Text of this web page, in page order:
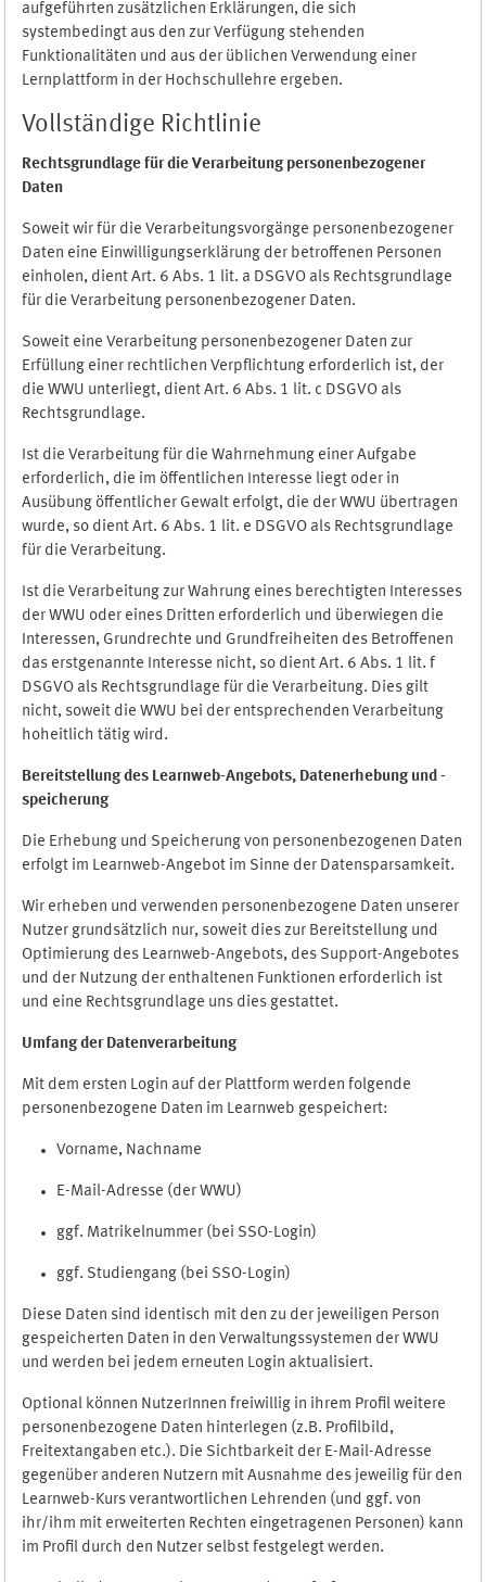
aufgeführten zusätzlichen Erklärungen, die sich
systembedingt aus den zur Verfügung stehenden
Funktionalitäten und aus der üblichen Verwendung einer
Lernplattform in der Hochschullehre ergeben.
Vollständige Richtlinie
Rechtsgrundlage für die Verarbeitung personenbezogener
Daten
Soweit wir für die Verarbeitungsvorgänge personenbezogener
Daten eine Einwilligungserklärung der betroffenen Personen
einholen, dient Art. 6 Abs. 1 lit. a DSGVO als Rechtsgrundlage
für die Verarbeitung personenbezogener Daten.
Soweit eine Verarbeitung personenbezogener Daten zur
Erfüllung einer rechtlichen Verpflichtung erforderlich ist, der
die WWU unterliegt, dient Art. 6 Abs. 1 lit. c DSGVO als
Rechtsgrundlage.
Ist die Verarbeitung für die Wahrnehmung einer Aufgabe
erforderlich, die im öffentlichen Interesse liegt oder in
Ausübung öffentlicher Gewalt erfolgt, die der WWU übertragen
wurde, so dient Art. 6 Abs. 1 lit. e DSGVO als Rechtsgrundlage
für die Verarbeitung.
Ist die Verarbeitung zur Wahrung eines berechtigten Interesses
der WWU oder eines Dritten erforderlich und überwiegen die
Interessen, Grundrechte und Grundfreiheiten des Betroffenen
das erstgenannte Interesse nicht, so dient Art. 6 Abs. 1 lit. f
DSGVO als Rechtsgrundlage für die Verarbeitung. Dies gilt
nicht, soweit die WWU bei der entsprechenden Verarbeitung
hoheitlich tätig wird.
Bereitstellung des Learnweb-Angebots, Datenerhebung und -
speicherung
Die Erhebung und Speicherung von personenbezogenen Daten
erfolgt im Learnweb-Angebot im Sinne der Datensparsamkeit.
Wir erheben und verwenden personenbezogene Daten unserer
Nutzer grundsätzlich nur, soweit dies zur Bereitstellung und
Optimierung des Learnweb-Angebots, des Support-Angebotes
und der Nutzung der enthaltenen Funktionen erforderlich ist
und eine Rechtsgrundlage uns dies gestattet.
Umfang der Datenverarbeitung
Mit dem ersten Login auf der Plattform werden folgende
personenbezogene Daten im Learnweb gespeichert:
Vorname, Nachname
E-Mail-Adresse (der WWU)
ggf. Matrikelnummer (bei SSO-Login)
ggf. Studiengang (bei SSO-Login)
Diese Daten sind identisch mit den zu der jeweiligen Person
gespeicherten Daten in den Verwaltungssystemen der WWU
und werden bei jedem erneuten Login aktualisiert.
Optional können NutzerInnen freiwillig in ihrem Profil weitere
personenbezogene Daten hinterlegen (z.B. Profilbild,
Freitextangaben etc.). Die Sichtbarkeit der E-Mail-Adresse
gegenüber anderen Nutzern mit Ausnahme des jeweilig für den
Learnweb-Kurs verantwortlichen Lehrenden (und ggf. von
ihr/ihm mit erweiterten Rechten eingetragenen Personen) kann
im Profil durch den Nutzer selbst festgelegt werden.